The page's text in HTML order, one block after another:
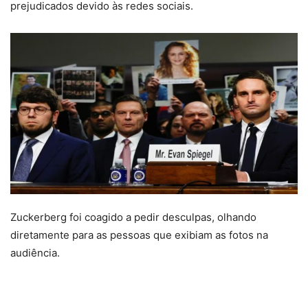
prejudicados devido às redes sociais.
Zuckerberg foi coagido a pedir desculpas, olhando
diretamente para as pessoas que exibiam as fotos na
audiência.